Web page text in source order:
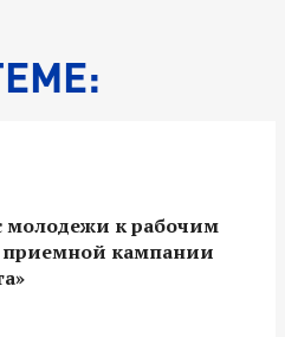
молодежи к рабочим
кампании